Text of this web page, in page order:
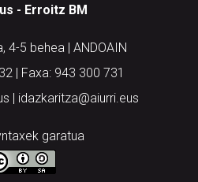
- Erroitz BM
4-5 behea | ANDOAIN
| Faxa: 943 300 731
| idazkaritza@aiurri.eus
garatua